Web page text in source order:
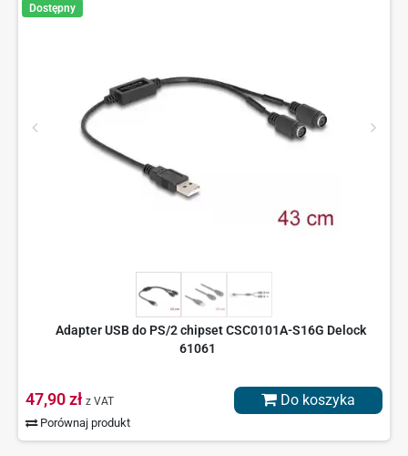
Dostępny
Adapter USB do PS/2 chipset CSC0101A-S16G Delock
61061
47,90 zł z VAT
Porównaj produkt
Do koszyka